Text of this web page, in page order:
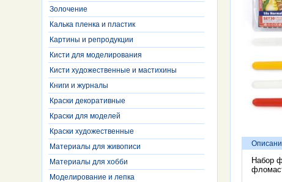
Золочение
Калька пленка и пластик
Картины и репродукции
Кисти для моделирования
Кисти художественные и мастихины
Книги и журналы
Краски декоративные
Краски для моделей
Краски художественные
Материалы для живописи
Материалы для хобби
Моделирование и лепка
Набор